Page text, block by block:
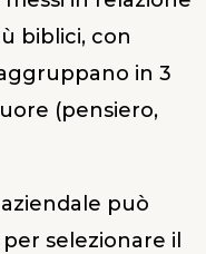
biblici, con
in 3
(pensiero,
può
selezionare il